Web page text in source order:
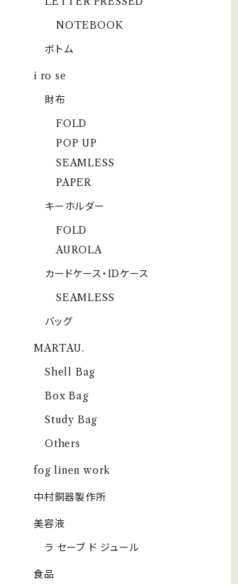
NOTEBOOK
ボトム
i ro se
財布
FOLD
POP UP
SEAMLESS
PAPER
キーホルダー
FOLD
AUROLA
カードケース・IDケース
SEAMLESS
バッグ
MARTAU.
Shell Bag
Box Bag
Study Bag
Others
fog linen work
中村銅器製作所
美容液
ラ セーブ ド ジュール
食品